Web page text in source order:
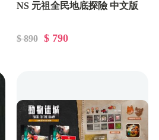
NS 元祖全民地底探險 中文版
$ 890 $ 790